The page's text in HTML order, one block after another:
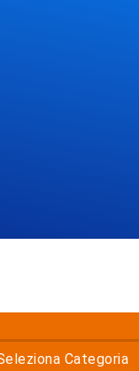
Categoria